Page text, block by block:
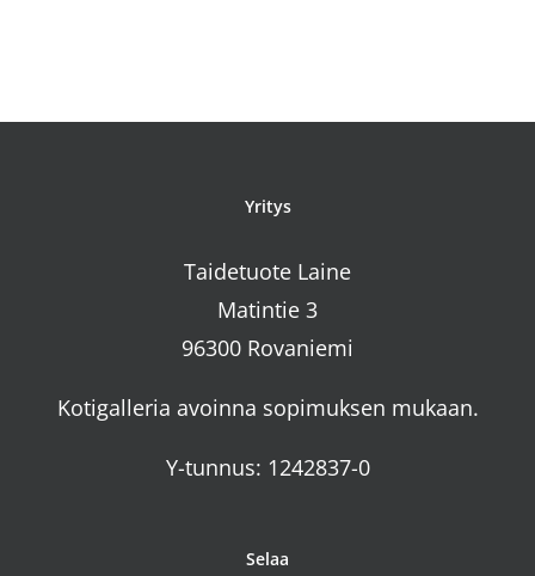
Yritys
Taidetuote Laine
Matintie 3
96300 Rovaniemi
Kotigalleria avoinna sopimuksen mukaan.
Y-tunnus: 1242837-0
Selaa